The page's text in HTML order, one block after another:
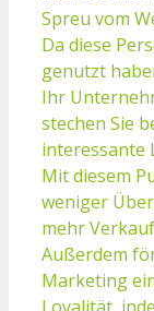
Spreu vom
Da diese
genutzt
Ihr
stechen Sie
interessante
Mit diesem
weniger
mehr
Außerdem
Marketing